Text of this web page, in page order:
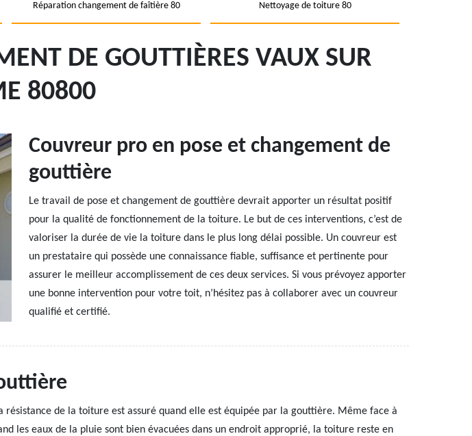
Réparation changement de faîtière 80 Nettoyage de toiture 80
DE GOUTTIÈRES VAUX SUR
80800
Couvreur pro en pose et changement de
gouttière
Le travail de pose et changement de gouttière devrait apporter un résultat positif
pour la qualité de fonctionnement de la toiture. Le but de ces interventions, c’est de
valoriser la durée de vie la toiture dans le plus long délai possible. Un couvreur est
un prestataire qui possède une connaissance fiable, suffisance et pertinente pour
assurer le meilleur accomplissement de ces deux services. Si vous prévoyez apporter
une bonne intervention pour votre toit, n’hésitez pas à collaborer avec un couvreur
qualifié et certifié.
résistance de la toiture est assuré quand elle est équipée par la gouttière. Même face à
les eaux de la pluie sont bien évacuées dans un endroit approprié, la toiture reste en